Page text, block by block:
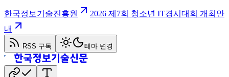
한국정보기술진흥원
2026 제7회 청소년 IT경시대회 개최안
내
RSS 구독 테마 변경